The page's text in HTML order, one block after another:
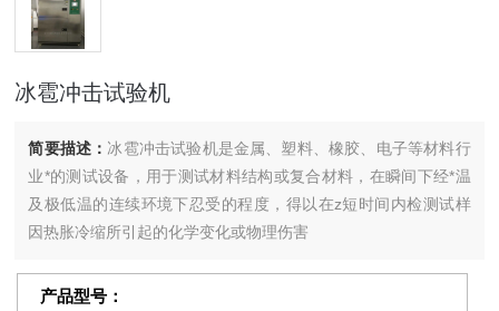
冰雹冲击试验机
简要描述： 冰雹冲击试验机是金属、塑料、橡胶、电子等材料行
业*的测试设备，用于测试材料结构或复合材料，在瞬间下经*温
及极低温的连续环境下忍受的程度，得以在z短时间内检测试样
因热胀冷缩所引起的化学变化或物理伤害
产品型号：